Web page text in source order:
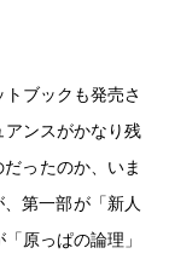
ブックも発売さ
アンスがかなり残
ったのか、いま
第一部が「新人
原っぱの論理」